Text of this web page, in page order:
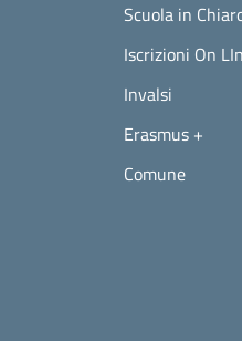
Scuola in
Iscrizioni On
Invalsi
Erasmus +
Comune